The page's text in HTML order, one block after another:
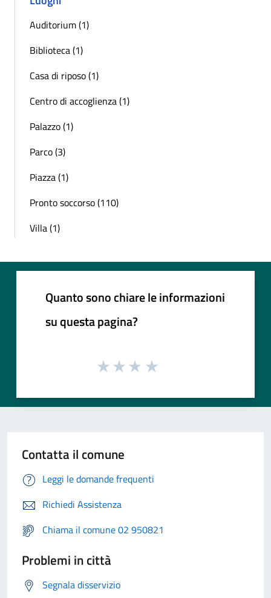
Auditorium (1)
Biblioteca (1)
Casa di riposo (1)
Centro di accoglienza (1)
Palazzo (1)
Parco (3)
Piazza (1)
Pronto soccorso (110)
Villa (1)
Quanto sono chiare le informazioni
su questa pagina?
Contatta il comune
Leggi le domande frequenti
Richiedi Assistenza
Chiama il comune 02 950821
Problemi in città
Segnala disservizio